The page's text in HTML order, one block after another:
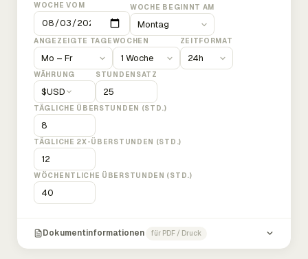
WOCHE VOM WOCHE BEGINNT AM
ANGEZEIGTE TAGEWOCHEN ZEITFORMAT
WÄHRUNG
$USD
STUNDENSATZ
TÄGLICHE ÜBERSTUNDEN (STD.)
TÄGLICHE 2X-ÜBERSTUNDEN (STD.)
WÖCHENTLICHE ÜBERSTUNDEN (STD.)
Dokumentinformationen für PDF / Druck